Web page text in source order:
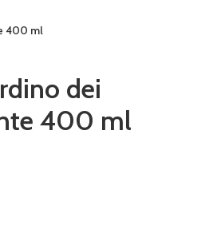
400 ml
dei
400 ml